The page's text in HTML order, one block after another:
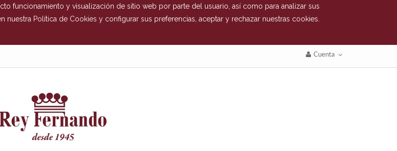
funcionamiento y visualización de sitio web por parte del usuario, así como para analizar sus
nuestra Política de Cookies y configurar sus preferencias, aceptar y rechazar nuestras cookies.
Cuenta